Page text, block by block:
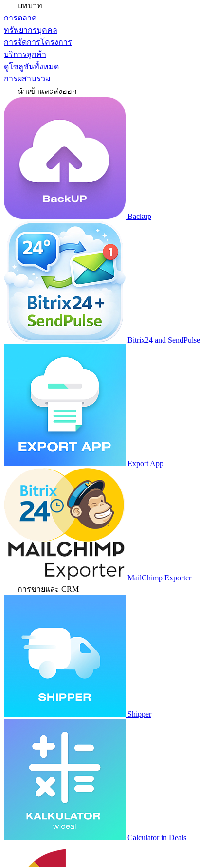
บทบาท
การตลาด
ทรัพยากรบุคคล
การจัดการโครงการ
บริการลูกค้า
ดูโซลูชันทั้งหมด
การผสานรวม
นำเข้าและส่งออก
Backup
Bitrix24 and SendPulse
Export App
MailChimp Exporter
การขายและ CRM
Shipper
Calculator in Deals